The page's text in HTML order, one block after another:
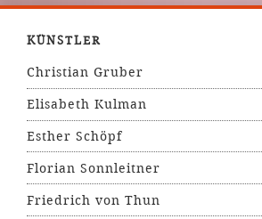
KÜNSTLER
Christian Gruber
Elisabeth Kulman
Esther Schöpf
Florian Sonnleitner
Friedrich von Thun